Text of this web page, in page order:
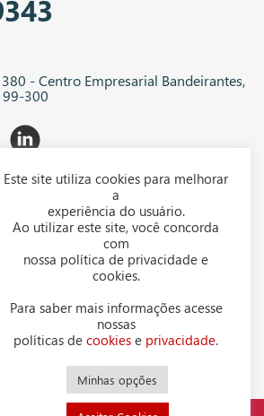
380 - Centro Empresarial Bandeirantes,
300
Downloads
Representantes
Política de privacidade
Política de cookies
Contato
Este site utiliza cookies para melhorar
a
experiência do usuário.
Ao utilizar este site, você concorda
com
nossa política de privacidade e
cookies.
Para saber mais informações acesse
nossas
políticas de cookies e privacidade.
Minhas opções